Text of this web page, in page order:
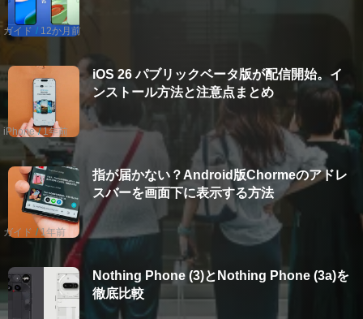
ガイド 12か月前
iOS 26 パブリックベータ版が配信開始。イ
ンストール方法と注意点まとめ
iPhone 1年前
指が届かない？Android版Chormeのアドレ
スバーを画面下に表示する方法
ガイド 1年前
Nothing Phone (3)とNothing Phone (3a)を
徹底比較